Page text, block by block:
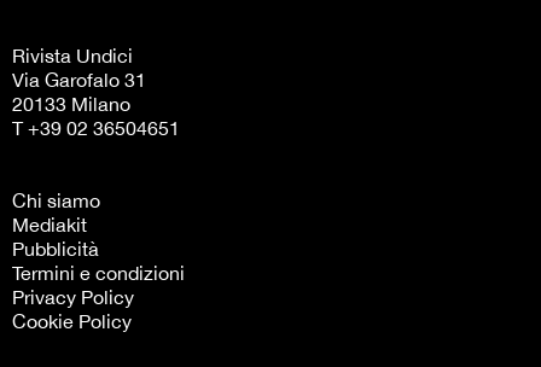
Rivista Undici
Via Garofalo 31
20133 Milano
T +39 02 36504651
Chi siamo
Mediakit
Pubblicità
Termini e condizioni
Privacy Policy
Cookie Policy